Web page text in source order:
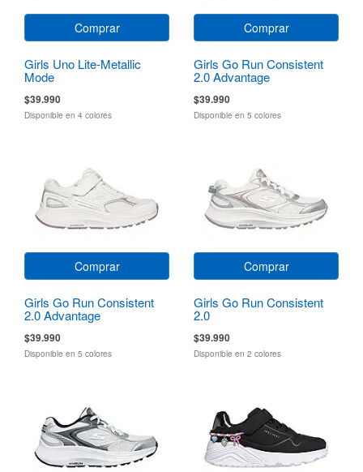
Comprar
Girls Uno Lite-Metallic
Mode
$39.990
Disponible en 4 colores
Comprar
Girls Go Run Consistent
2.0 Advantage
$39.990
Disponible en 5 colores
Comprar
Girls Go Run Consistent
2.0 Advantage
$39.990
Disponible en 5 colores
Comprar
Girls Go Run Consistent
2.0
$39.990
Disponible en 2 colores